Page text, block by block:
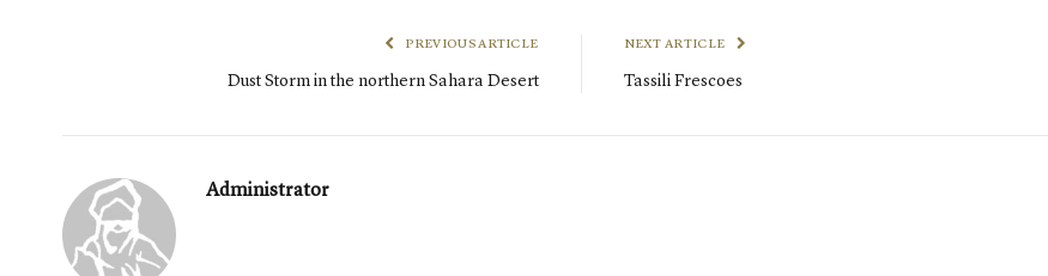
PREVIOUS ARTICLE
Dust Storm in the northern Sahara Desert
NEXT ARTICLE
Tassili Frescoes
Administrator